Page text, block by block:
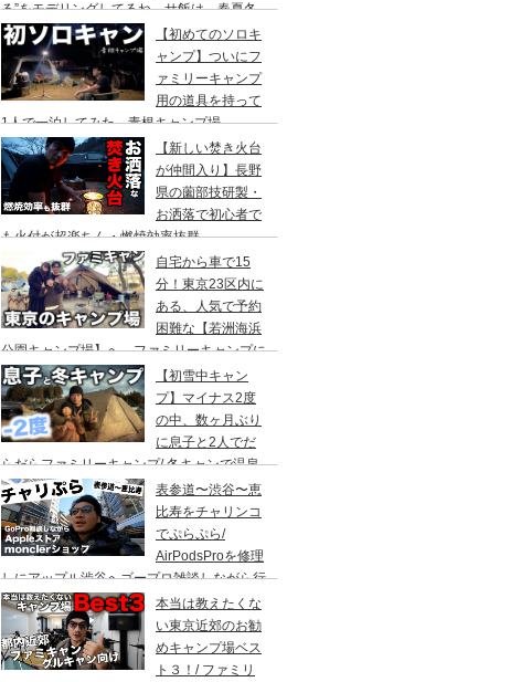
る”をモデリングしてるね。サ飯は、春夏冬
にて。
【初めてのソロキ
ャンプ】ついにフ
ァミリーキャンプ
用の道具を持って
1人で一泊してみた。青根キャンプ場
【新しい焚き火台
が仲間入り】長野
県の薗部技研製・
お洒落で初心者で
も火付が超楽ちん・燃焼効率抜群
自宅から車で15
分！東京23区内に
ある、人気で予約
困難な【若洲海浜
公園キャンプ場】へ、ファミリーキャンプに
行ってきた。冬キャンプもキャンプギアを上
手に使えば暖かくて楽しい♪
【初雪中キャン
プ】マイナス2度
の中、数ヶ月ぶり
に息子と2人でだ
らだらファミリーキャンプ/ 冬キャンで温泉
入って焚き火して超絶楽しかった。大野路キ
ャンプ場は結構いいかも
表参道〜渋谷〜恵
比寿をチャリンコ
でぷらぷら/
AirPodsProを修理
しにアップル渋谷へゴープロ雑談しながら行
ってきます。モンクレールの新型ショップも
行ってみました。
本当は教えたくな
い東京近郊のお勧
めキャンプ場ベス
ト３！/ ファミリ